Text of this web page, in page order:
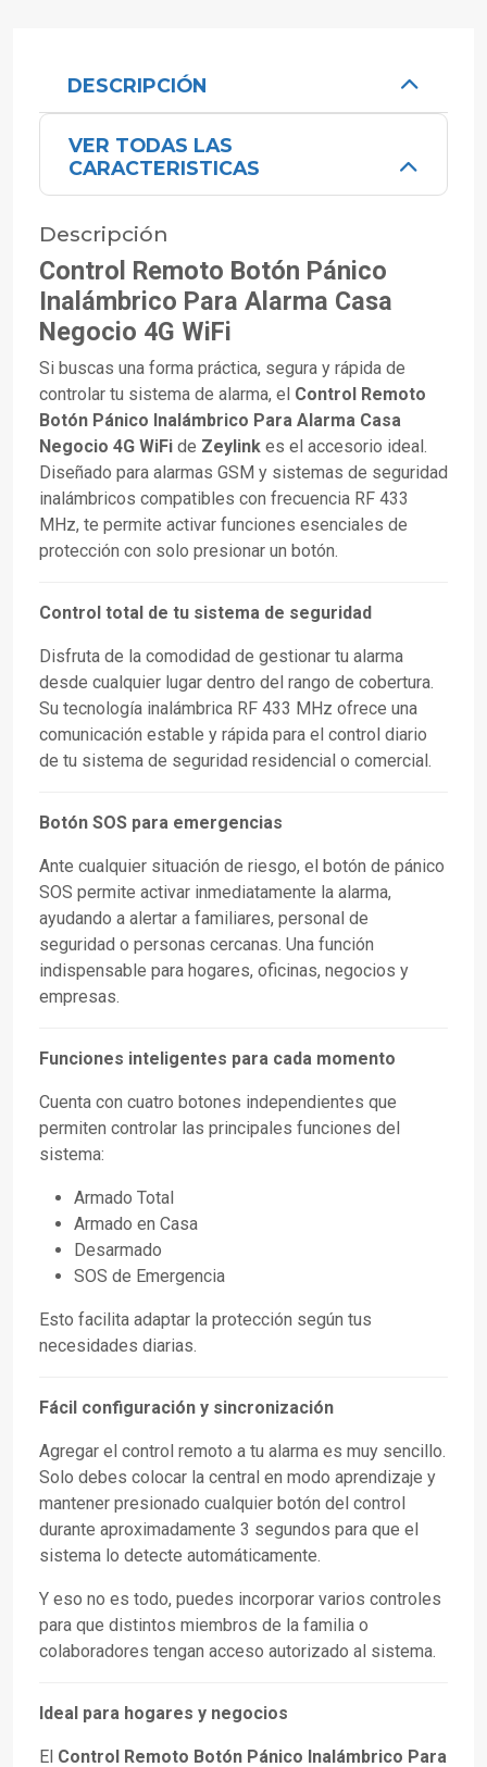
DESCRIPCIÓN
VER TODAS LAS
CARACTERISTICAS
Descripción
Control Remoto Botón Pánico
Inalámbrico Para Alarma Casa
Negocio 4G WiFi
Si buscas una forma práctica, segura y rápida de
controlar tu sistema de alarma, el Control Remoto
Botón Pánico Inalámbrico Para Alarma Casa
Negocio 4G WiFi de Zeylink es el accesorio ideal.
Diseñado para alarmas GSM y sistemas de seguridad
inalámbricos compatibles con frecuencia RF 433
MHz, te permite activar funciones esenciales de
protección con solo presionar un botón.
Control total de tu sistema de seguridad
Disfruta de la comodidad de gestionar tu alarma
desde cualquier lugar dentro del rango de cobertura.
Su tecnología inalámbrica RF 433 MHz ofrece una
comunicación estable y rápida para el control diario
de tu sistema de seguridad residencial o comercial.
Botón SOS para emergencias
Ante cualquier situación de riesgo, el botón de pánico
SOS permite activar inmediatamente la alarma,
ayudando a alertar a familiares, personal de
seguridad o personas cercanas. Una función
indispensable para hogares, oficinas, negocios y
empresas.
Funciones inteligentes para cada momento
Cuenta con cuatro botones independientes que
permiten controlar las principales funciones del
sistema:
Armado Total
Armado en Casa
Desarmado
SOS de Emergencia
Esto facilita adaptar la protección según tus
necesidades diarias.
Fácil configuración y sincronización
Agregar el control remoto a tu alarma es muy sencillo.
Solo debes colocar la central en modo aprendizaje y
mantener presionado cualquier botón del control
durante aproximadamente 3 segundos para que el
sistema lo detecte automáticamente.
Y eso no es todo, puedes incorporar varios controles
para que distintos miembros de la familia o
colaboradores tengan acceso autorizado al sistema.
Ideal para hogares y negocios
El Control Remoto Botón Pánico Inalámbrico Para